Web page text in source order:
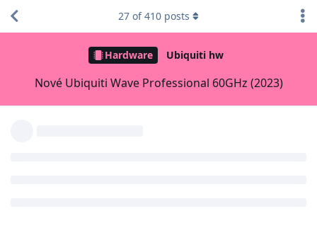
Hardware Ubiquiti hw
Nové Ubiquiti Wave Professional 60GHz (2023)
27 of410 posts